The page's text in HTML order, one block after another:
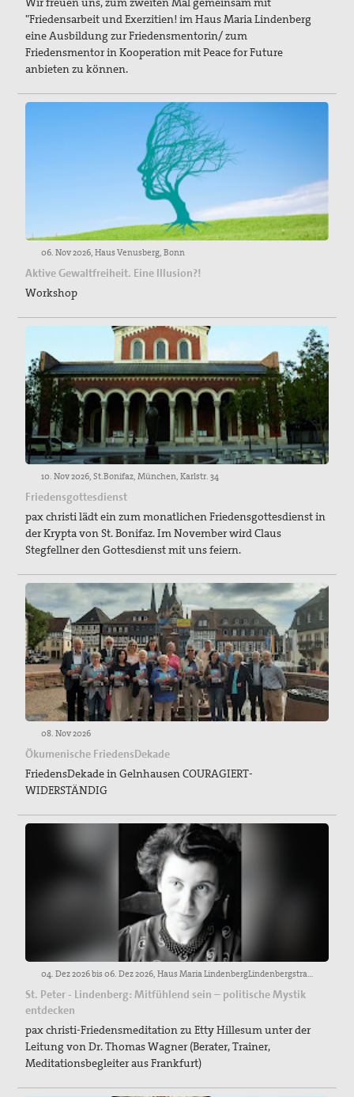
"Friedensarbeit und Exerzitien! im Haus Maria Lindenberg
eine Ausbildung zur Friedensmentorin/ zum
Friedensmentor in Kooperation mit Peace for Future
anbieten zu können.
06. Nov 2026, Haus Venusberg, Bonn
Aktive Gewaltfreiheit. Eine Illusion?!
Workshop
10. Nov 2026, St.Bonifaz, München, Karlstr. 34
Friedensgottesdienst
pax christi lädt ein zum monatlichen Friedensgottesdienst in
der Krypta von St. Bonifaz. Im November wird Claus
Stegfellner den Gottesdienst mit uns feiern.
08. Nov 2026
Ökumenische FriedensDekade
FriedensDekade in Gelnhausen COURAGIERT-
WIDERSTÄNDIG
04. Dez 2026 bis 06. Dez 2026, Haus Maria LindenbergLindenbergstraße 25, 79271 St. PeterAnmeldungen erbeten an:Carmen Piazzi. Verwaltung. Telefon: +49 761 5144 228 · carmen.piazzi@seelsorgeamt-freiburg.de. Erzbischöfliches Seelsorgeamt. Abt IV-Sozialpastoral.
St. Peter - Lindenberg: Mitfühlend sein – politische Mystik
entdecken
pax christi-Friedensmeditation zu Etty Hillesum unter der
Leitung von Dr. Thomas Wagner (Berater, Trainer,
Meditationsbegleiter aus Frankfurt)